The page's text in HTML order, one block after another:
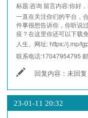
标题:咨询 留言内容:你好
一直在关注你们的平台，
件事很想告诉你，你听说
疫？在这里你还可以下载
人生。网址: https://j.mp/
联系电话:17047954795
回复内容：未回复
23-01-11 20:32